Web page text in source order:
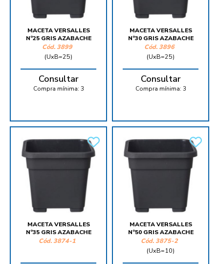
MACETA VERSALLES
Nº25 GRIS AZABACHE
Cód. 3899
(UxB=25)
Consultar
Compra mínima: 3
MACETA VERSALLES
Nº30 GRIS AZABACHE
Cód. 3896
(UxB=25)
Consultar
Compra mínima: 3
MACETA VERSALLES
Nº35 GRIS AZABACHE
Cód. 3874-1
MACETA VERSALLES
Nº50 GRIS AZABACHE
Cód. 3875-2
(UxB=10)